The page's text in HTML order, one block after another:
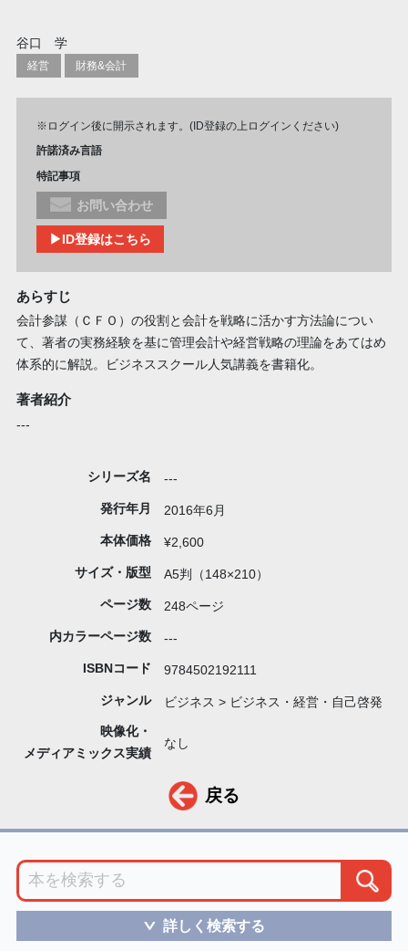
谷口 学
経営 財務&会計
※ログイン後に開示されます。(ID登録の上ログインください)
許諾済み言語
特記事項
お問い合わせ
▶ID登録はこちら
あらすじ
会計参謀（ＣＦＯ）の役割と会計を戦略に活かす方法論につい
て、著者の実務経験を基に管理会計や経営戦略の理論をあてはめ
体系的に解説。ビジネススクール人気講義を書籍化。
著者紹介
---
シリーズ名 ---
発行年月 2016年6月
本体価格 ¥2,600
サイズ・版型 A5判（148×210）
ページ数 248ページ
内カラーページ数 ---
ISBNコード 9784502192111
ジャンル ビジネス > ビジネス・経営・自己啓発
映像化・
メディアミックス実績
なし
戻る
＞ 詳しく検索する